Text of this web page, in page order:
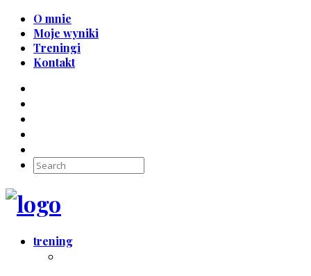
O mnie
Moje wyniki
Treningi
Kontakt
trening